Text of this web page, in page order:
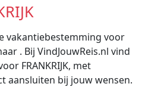
vakantiebestemming voor
. Bij VindJouwReis.nl vind
FRANKRIJK, met
aansluiten bij jouw wensen.